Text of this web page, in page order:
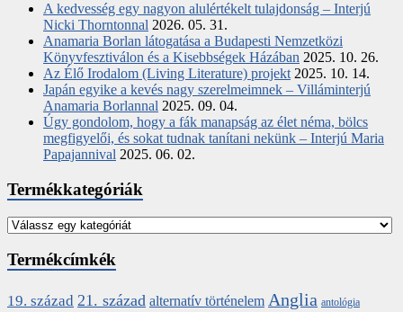
A kedvesség egy nagyon alulértékelt tulajdonság – Interjú
Nicki Thorntonnal 2026. 05. 31.
Anamaria Borlan látogatása a Budapesti Nemzetközi
Könyvfesztiválon és a Kisebbségek Házában 2025. 10. 26.
Az Élő Irodalom (Living Literature) projekt 2025. 10. 14.
Japán egyike a kevés nagy szerelmeimnek – Villáminterjú
Anamaria Borlannal 2025. 09. 04.
Úgy gondolom, hogy a fák manapság az élet néma, bölcs
megfigyelői, és sokat tudnak tanítani nekünk – Interjú Maria
Papajannival 2025. 06. 02.
Termékkategóriák
Termékcímkék
19. század 21. század alternatív történelem Anglia antológia